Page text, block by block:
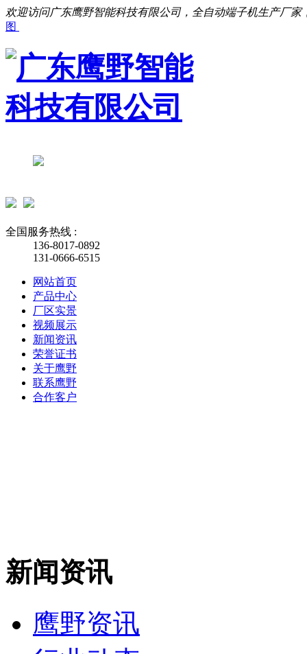
欢迎访问广东鹰野智能科技有限公司，全自动端子机生产厂家
图
全国服务热线 :
136-8017-0892
131-0666-6515
网站首页
产品中心
厂区实景
视频展示
新闻资讯
荣誉证书
关于鹰野
联系鹰野
合作客户
新闻资讯
鹰野资讯